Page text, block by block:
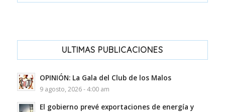
ULTIMAS PUBLICACIONES
OPINIÓN: La Gala del Club de los Malos
9 agosto, 2026 - 4:00 am
El gobierno prevé exportaciones de energía y